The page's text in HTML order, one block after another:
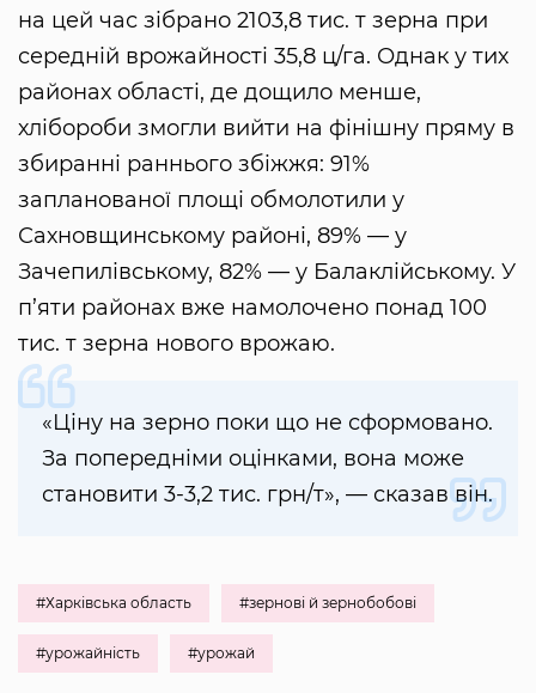
на цей час зібрано 2103,8 тис. т зерна при
середній врожайності 35,8 ц/га. Однак у тих
районах області, де дощило менше,
хлібороби змогли вийти на фінішну пряму в
збиранні раннього збіжжя: 91%
запланованої площі обмолотили у
Сахновщинському районі, 89% — у
Зачепилівському, 82% — у Балаклійському. У
п’яти районах вже намолочено понад 100
тис. т зерна нового врожаю.
«Ціну на зерно поки що не сформовано.
За попередніми оцінками, вона може
становити 3-3,2 тис. грн/т», — сказав він.
#Харківська область #зернові й зернобобові
#урожайність #урожай